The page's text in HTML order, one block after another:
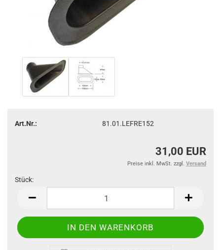
Art.Nr.: 81.01.LEFRE152
31,00 EUR
Preise inkl. MwSt. zzgl. Versand
Stück: